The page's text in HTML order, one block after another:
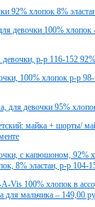
92% хлопок 8%
девочки 100%
р-р 116-152 92%
100% хлопок р-р
для девочки 95%
майка + шорты/
с капюшоном, 92%
8% эластан, р-р 104-
A-Vis 100% хлопок в
для мальчика – 149,00